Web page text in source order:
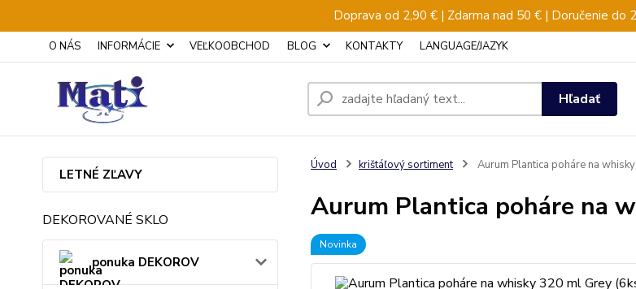
Doprava od 2,90 € | Zdarma nad 50 € | Doručenie do
O NÁS INFORMÁCIE VEĽKOOBCHOD BLOG KONTAKTY LANGUAGE/JAZYK
Hľadať
LETNÉ ZĽAVY
DEKOROVANÉ SKLO
ponuka DEKOROV
Úvod krištáľový sortiment Aurum Plantica poháre na
Aurum Plantica poháre na
Novinka